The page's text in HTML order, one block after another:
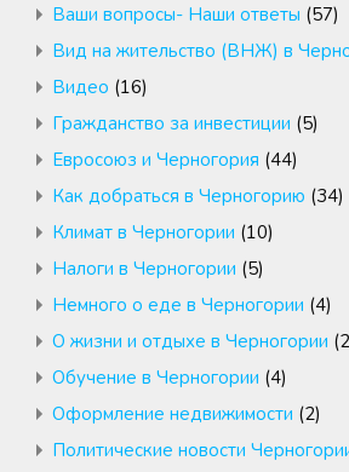
Ваши вопросы- Наши ответы (57)
Вид на жительство (ВНЖ) в
Видео (16)
Гражданство за инвестиции (5)
Евросоюз и Черногория (44)
Как добраться в Черногорию (34)
Климат в Черногории (10)
Налоги в Черногории (5)
Немного о еде в Черногории (4)
О жизни и отдыхе в Черногории
Обучение в Черногории (4)
Оформление недвижимости (2)
Политические новости